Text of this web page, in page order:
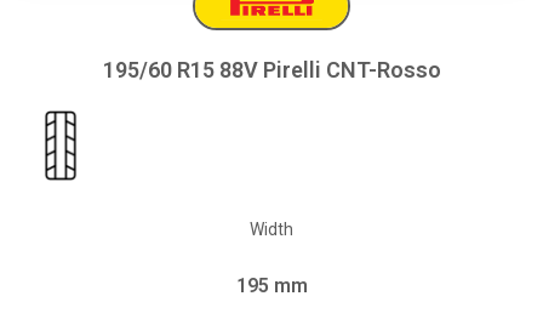
195/60 R15 88V Pirelli CNT-Rosso
Width
195 mm